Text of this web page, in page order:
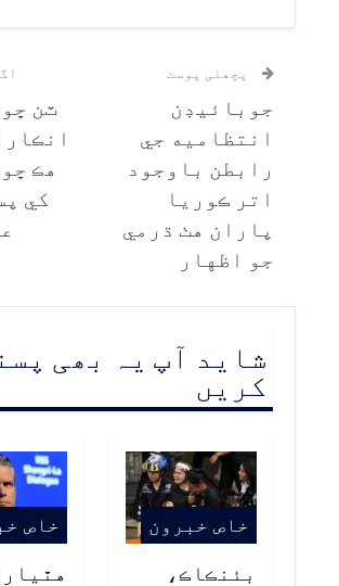
پچھلی پوسٹ
جوبائيڊن
انتظاميه جي
رابطن باوجود
اتر ڪوريا
پاران هٺ ڌرمي
جو اظهار
ٽن
انڪار
هڪ
کي
شاید آپ یہ بھی
کریں
خاص خبرون
بئنڪاڪ،
خاص